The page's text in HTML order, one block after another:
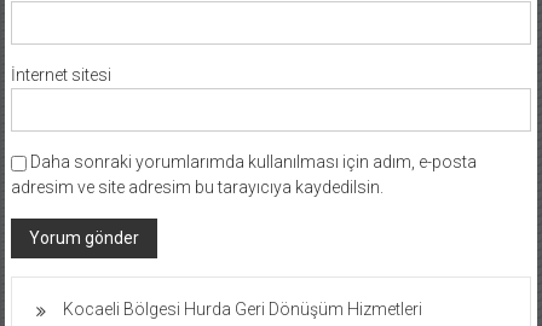
İnternet sitesi
Daha sonraki yorumlarımda kullanılması için adım, e-posta
adresim ve site adresim bu tarayıcıya kaydedilsin.
Kocaeli Bölgesi Hurda Geri Dönüşüm Hizmetleri